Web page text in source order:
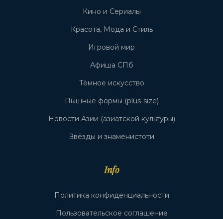
Кино и Сериалы
Красота, Мода и Стиль
Игровой мир
Афиша СПб
Тёмное искусство
Пышные формы (plus-size)
Новости Азии (азиатской культуры)
Звёзды и знаменистоти
Info
Политика конфиденциальности
Пользовательское соглашение